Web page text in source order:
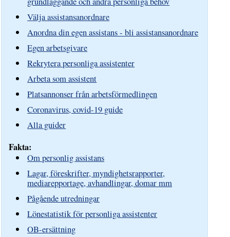
Välja assistansanordnare
Anordna din egen assistans - bli assistansanordnare
Egen arbetsgivare
Rekrytera personliga assistenter
Arbeta som assistent
Platsannonser från arbetsförmedlingen
Coronavirus, covid-19 guide
Alla guider
Fakta:
Om personlig assistans
Lagar, föreskrifter, myndighetsrapporter,
mediarepportage, avhandlingar, domar mm
Pågående utredningar
Lönestatistik för personliga assistenter
OB-ersättning